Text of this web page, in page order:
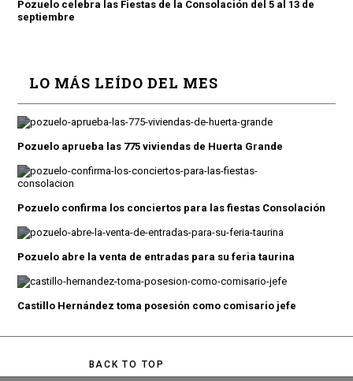
Pozuelo celebra las Fiestas de la Consolación del 5 al 13 de
septiembre
LO MÁS LEÍDO DEL MES
Pozuelo aprueba las 775 viviendas de Huerta Grande
Pozuelo confirma los conciertos para las fiestas Consolación
Pozuelo abre la venta de entradas para su feria taurina
Castillo Hernández toma posesión como comisario jefe
BACK TO TOP